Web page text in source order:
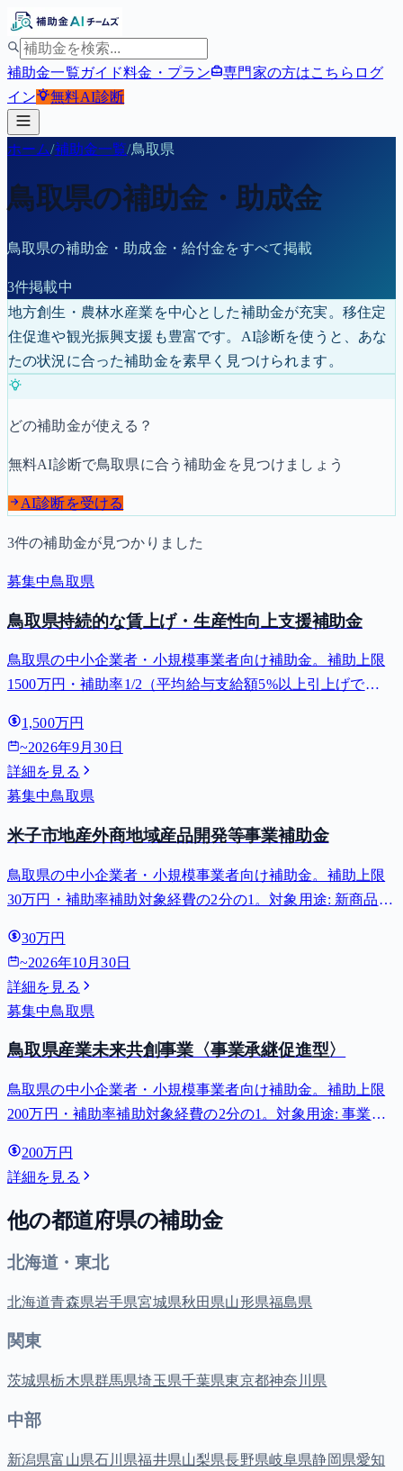
補助金一覧ガイド料金・プラン 専門家の方はこちら ログ
イン
無料AI診断
ホーム/補助金一覧/鳥取県
鳥取県の補助金・助成金
鳥取県の補助金・助成金・給付金をすべて掲載
3件掲載中
地方創生・農林水産業を中心とした補助金が充実。移住定
住促進や観光振興支援も豊富です。 AI診断を使うと、あな
たの状況に合った補助金を素早く見つけられます。
どの補助金が使える？
無料AI診断で鳥取県に合う補助金を見つけましょう
AI診断を受ける
3件の補助金が見つかりました
募集中鳥取県
鳥取県持続的な賃上げ・生産性向上支援補助金
鳥取県の中小企業者・小規模事業者向け補助金。補助上限
1500万円・補助率1/2（平均給与支給額5%以上引上げで
で3/4〕）。対象用途: 設備・生産性向上。募集締切 2026-
09-...
1,500万円
~2026年9月30日
詳細を見る
募集中鳥取県
米子市地産外商地域産品開発等事業補助金
鳥取県の中小企業者・小規模事業者向け補助金。補助上限
30万円・補助率補助対象経費の2分の1。対象用途: 新商品開
30万円
~2026年10月30日
詳細を見る
募集中鳥取県
鳥取県産業未来共創事業〈事業承継促進型〉
鳥取県の中小企業者・小規模事業者向け補助金。補助上限
200万円・補助率補助対象経費の2分の1。対象用途: 事業承
場合は募集終了）。補助金の申請に先立ち県の事業認定が
必要で、申請には認定経営...
200万円
詳細を見る
他の都道府県の補助金
北海道・東北
北海道青森県岩手県宮城県秋田県山形県福島県
関東
茨城県栃木県群馬県埼玉県千葉県東京都神奈川県
中部
新潟県富山県石川県福井県山梨県長野県岐阜県静岡県愛知